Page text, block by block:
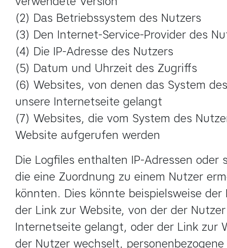
(2) Das Betriebssystem des Nutzers
(3) Den Internet-Service-Provider des
(4) Die IP-Adresse des Nutzers
(5) Datum und Uhrzeit des Zugriffs
(6) Websites, von denen das System
unsere Internetseite gelangt
(7) Websites, die vom System des
Website aufgerufen werden
Die Logfiles enthalten IP-Adressen oder
die eine Zuordnung zu einem Nutzer
könnten. Dies könnte beispielsweise der
der Link zur Website, von der der
Internetseite gelangt, oder der Link zur
der Nutzer wechselt,